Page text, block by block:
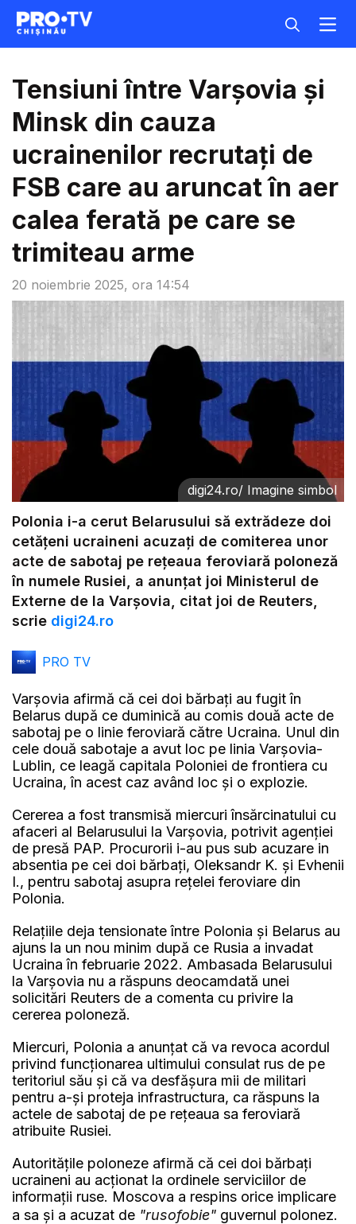
20 noiembrie 2025, ora 14:54
Tensiuni între Varșovia și
Minsk din cauza
ucrainenilor recrutați de
FSB care au aruncat în aer
calea ferată pe care se
trimiteau arme
digi24.ro/ Imagine simbol
Polonia i-a cerut Belarusului să extrădeze doi
cetăţeni ucraineni acuzaţi de comiterea unor
acte de sabotaj pe reţeaua feroviară poloneză
în numele Rusiei, a anunţat joi Ministerul de
Externe de la Varşovia, citat joi de Reuters,
scrie digi24.ro
PRO TV
Varşovia afirmă că cei doi bărbaţi au fugit în
Belarus după ce duminică au comis două acte de
sabotaj pe o linie feroviară către Ucraina. Unul din
cele două sabotaje a avut loc pe linia Varşovia-
Lublin, ce leagă capitala Poloniei de frontiera cu
Ucraina, în acest caz având loc şi o explozie.
Cererea a fost transmisă miercuri însărcinatului cu
afaceri al Belarusului la Varşovia, potrivit agenţiei
de presă PAP. Procurorii i-au pus sub acuzare in
absentia pe cei doi bărbaţi, Oleksandr K. şi Evhenii
I., pentru sabotaj asupra reţelei feroviare din
Polonia.
Relaţiile deja tensionate între Polonia şi Belarus au
ajuns la un nou minim după ce Rusia a invadat
Ucraina în februarie 2022. Ambasada Belarusului
la Varşovia nu a răspuns deocamdată unei
solicitări Reuters de a comenta cu privire la
cererea poloneză.
Miercuri, Polonia a anunţat că va revoca acordul
privind funcţionarea ultimului consulat rus de pe
teritoriul său şi că va desfăşura mii de militari
pentru a-şi proteja infrastructura, ca răspuns la
actele de sabotaj de pe reţeaua sa feroviară
atribuite Rusiei.
Autorităţile poloneze afirmă că cei doi bărbaţi
ucraineni au acţionat la ordinele serviciilor de
informaţii ruse. Moscova a respins orice implicare
a sa şi a acuzat de "rusofobie" guvernul polonez.